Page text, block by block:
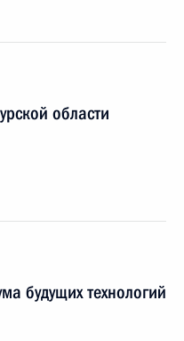
области
будущих технологий